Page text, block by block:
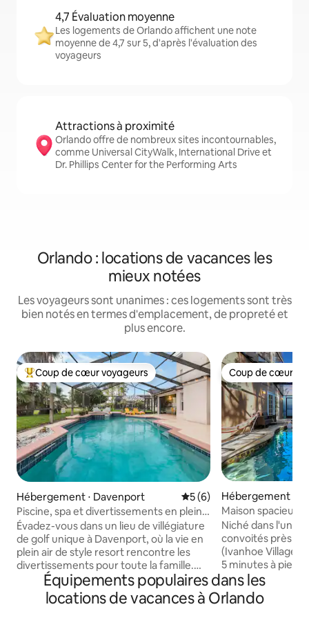
4,7 Évaluation moyenne
Les logements de Orlando affichent une note
moyenne de 4,7 sur 5, d'après l'évaluation des
voyageurs
Attractions à proximité
Orlando offre de nombreux sites incontournables,
comme Universal CityWalk, International Drive et
Dr. Phillips Center for the Performing Arts
Orlando : locations de vacances les
mieux notées
Les voyageurs sont unanimes : ces logements sont très
bien notés en termes d'emplacement, de propreté et
plus encore.
Coups de cœur voyageurs les plus appréciés
Coup de cœur voyageurs
Hébergement ⋅ Davenport Évaluation moyenne sur
5 (6)
Piscine, spa et divertissements en plein
air | Golf Retreat
Évadez-vous dans un lieu de villégiature
de golf unique à Davenport, où la vie en
plein air de style resort rencontre les
divertissements pour toute la famille.
Passez vos journées à vous détendre au
bord de la piscine privée et du spa, à
regarder des films sur la télévision
Coup de cœur
Coup de cœur
Hébergement ⋅
Maison
près du centre-
Niché dans l'un
convoités près
(Ivanhoe Village),
5 minutes à pied
restaurants, bars,
boutiques. Bénéficiant d'une piscine
chauffée, d'un
Équipements populaires dans les
locations de vacances à Orlando